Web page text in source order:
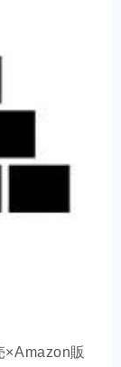
×Amazon販